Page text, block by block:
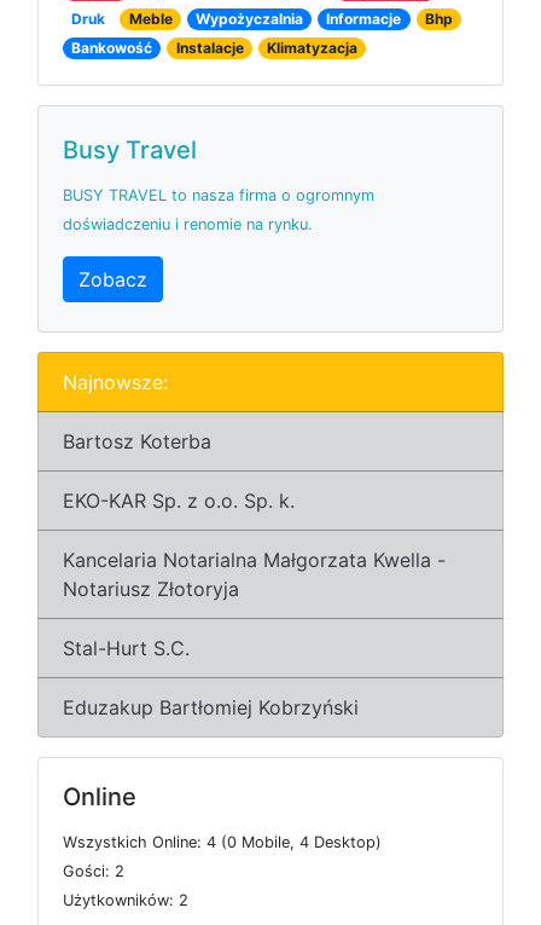
Druk
Meble Wypożyczalnia Informacje
Bhp
Bankowość
Instalacje Klimatyzacja
Busy Travel
BUSY TRAVEL to nasza firma o ogromnym
doświadczeniu i renomie na rynku.
Zobacz
Najnowsze:
Bartosz Koterba
EKO-KAR Sp. z o.o. Sp. k.
Kancelaria Notarialna Małgorzata Kwella -
Notariusz Złotoryja
Stal-Hurt S.C.
Eduzakup Bartłomiej Kobrzyński
Online
Wszystkich Online: 4 (0 Mobile, 4 Desktop)
Gości: 2
Użytkowników: 2